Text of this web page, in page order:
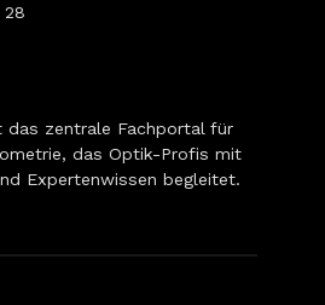
28
das zentrale Fachportal für
das Optik-Profis mit
Expertenwissen begleitet.